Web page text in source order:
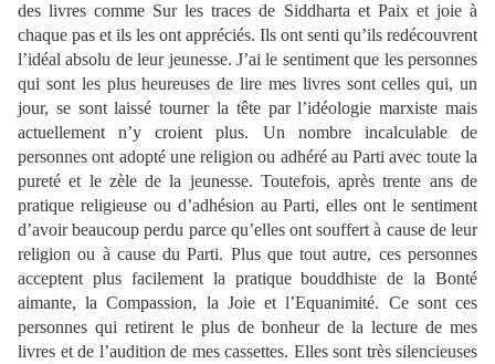
des livres comme Sur les traces de Siddharta et Paix et joie à
chaque pas et ils les ont appréciés. Ils ont senti qu’ils redécouvrent
l’idéal absolu de leur jeunesse. J’ai le sentiment que les personnes
qui sont les plus heureuses de lire mes livres sont celles qui, un
jour, se sont laissé tourner la tête par l’idéologie marxiste mais
actuellement n’y croient plus. Un nombre incalculable de
personnes ont adopté une religion ou adhéré au Parti avec toute la
pureté et le zèle de la jeunesse. Toutefois, après trente ans de
pratique religieuse ou d’adhésion au Parti, elles ont le sentiment
d’avoir beaucoup perdu parce qu’elles ont souffert à cause de leur
religion ou à cause du Parti. Plus que tout autre, ces personnes
acceptent plus facilement la pratique bouddhiste de la Bonté
aimante, la Compassion, la Joie et l’Equanimité. Ce sont ces
personnes qui retirent le plus de bonheur de la lecture de mes
livres et de l’audition de mes cassettes. Elles sont très silencieuses